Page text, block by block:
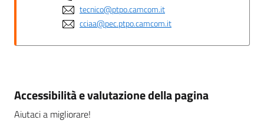
tecnico@ptpo.camcom.it
cciaa@pec.ptpo.camcom.it
Accessibilità e valutazione della pagina
Aiutaci a migliorare!